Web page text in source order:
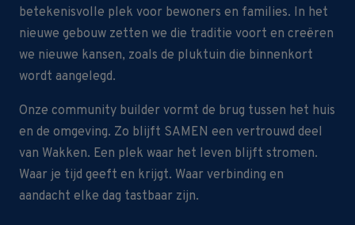
betekenisvolle plek voor bewoners en families. In het
nieuwe gebouw zetten we die traditie voort en creëren
we nieuwe kansen, zoals de pluktuin die binnenkort
wordt aangelegd.
Onze community builder vormt de brug tussen het huis
en de omgeving. Zo blijft SAMEN een vertrouwd deel
van Wakken. Een plek waar het leven blijft stromen.
Waar je tijd geeft en krijgt. Waar verbinding en
aandacht elke dag tastbaar zijn.